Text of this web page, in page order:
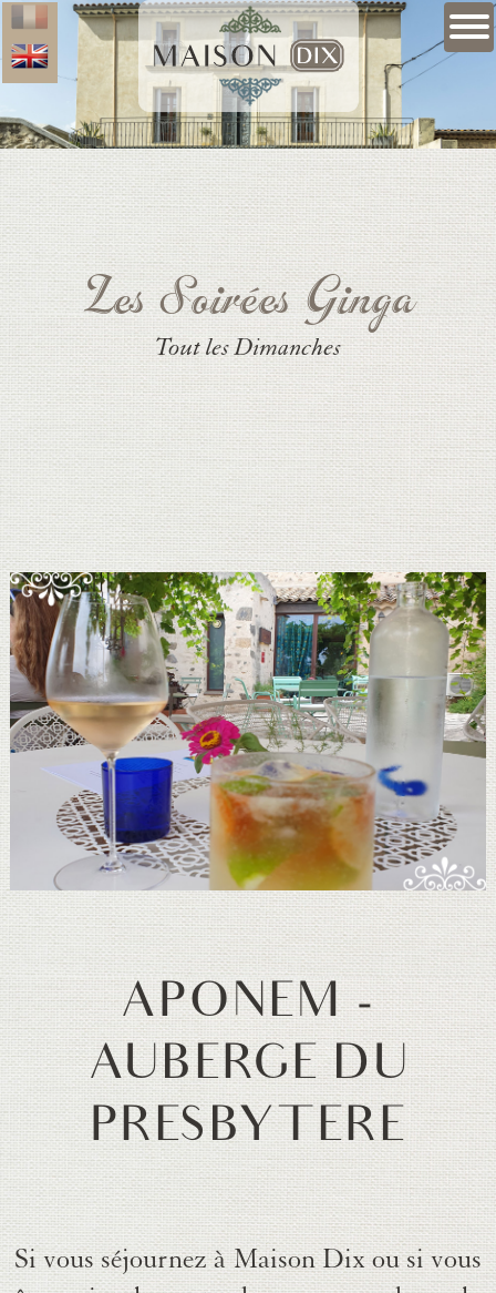
Les Soirées Ginga
Tout les Dimanches
APONEM -
AUBERGE DU
PRESBYTERE
Si vous séjournez àMaison Dixou si vous